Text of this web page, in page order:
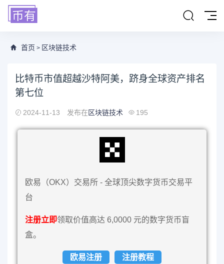
首页 > 区块链技术
比特币市值超越沙特阿美，跻身全球资产排名
第七位
2024-11-13 发布在区块链技术 195
欧易（OKX）交易所 - 全球顶尖数字货币交易平
台
注册立即领取价值高达 6,0000 元的数字货币盲
盒。
欧易注册 注册教程